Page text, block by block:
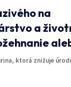
na
a
ktorá znižuje